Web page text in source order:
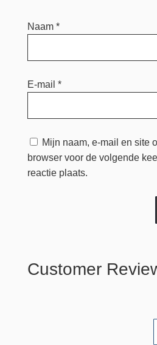
Naam *
E-mail *
Mijn naam, e-mail en site
browser voor de volgende
reactie plaats.
Customer